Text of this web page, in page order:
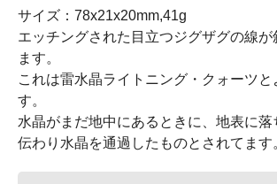
サイズ：78x21x20mm,41g
エッチングされた目立つジグザグの線が
ます。
これは雷水晶ライトニング・クォーツ
す。
水晶がまだ地中にあるときに、地表に落
伝わり水晶を通過したものとされてます